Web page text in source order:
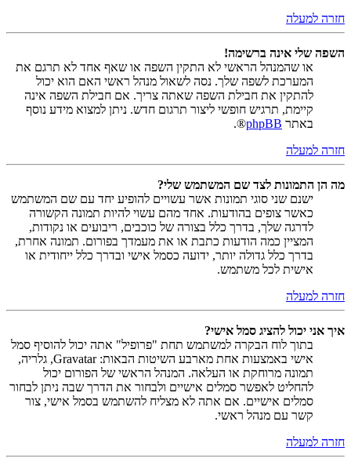
חזרה למעלה
השפה שלי אינה ברשימה!
או שהמנהל הראשי לא התקין השפה או שאף אחד לא תרגם את
המערכת לשפה שלך. נסה לשאול מנהל ראשי האם הוא יכול
להתקין את חבילת השפה שאתה צריך. אם חבילת השפה אינה
קיימת, תרגיש חופשי ליצור תרגום חדש. ניתן למצוא מידע נוסף
באתר phpBB
®.
חזרה למעלה
מה הן התמונות לצד שם המשתמש שלי?
ישנם שני סוגי תמונות אשר עשויים להופיע יחד עם שם המשתמש
כאשר צופים בהודעות. אחד מהם עשוי להיות תמונה הקשורה
לדרגה שלך, בדרך כלל בצורה של כוכבים, ריבועים או נקודות,
המציין כמה הודעות כתבת או את מעמדך בפורום. תמונה אחרת,
בדרך כלל גדולה יותר, ידועה כסמל אישי ובדרך כלל ייחודית או
אישית לכל משתמש.
חזרה למעלה
איך אני יכול להציג סמל אישי?
בתוך לוח הבקרה למשתמש תחת "פרופיל" אתה יכול להוסיף סמל
אישי באמצעות אחת מארבע השיטות הבאות: Gravatar, גלריה,
תמונה מרוחקת או העלאה. המנהל הראשי של הפורום יכול
להחליט לאפשר סמלים אישיים ולבחור את הדרך שבה ניתן לבחור
סמלים אישיים. אם אתה לא מצליח להשתמש בסמל אישי, צור
קשר עם מנהל ראשי.
חזרה למעלה